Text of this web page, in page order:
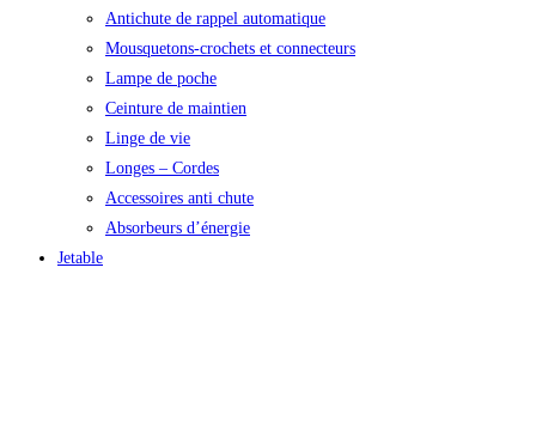
Antichute de rappel automatique
Mousquetons-crochets et connecteurs
Lampe de poche
Ceinture de maintien
Linge de vie
Longes – Cordes
Accessoires anti chute
Absorbeurs d’énergie
Jetable